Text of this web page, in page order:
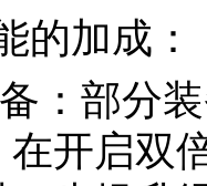
的加成：
：部分
开启双